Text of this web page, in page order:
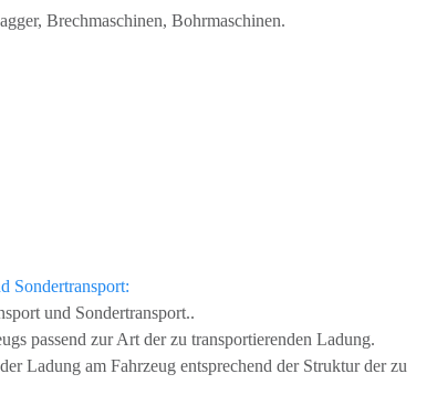
Brechmaschinen, Bohrmaschinen.
Sondertransport:
und Sondertransport..
passend zur Art der zu transportierenden Ladung.
Ladung am Fahrzeug entsprechend der Struktur der zu